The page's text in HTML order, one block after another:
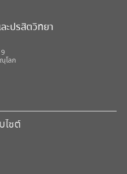
ะปรสิตวิทยา
โลก
ไซต์